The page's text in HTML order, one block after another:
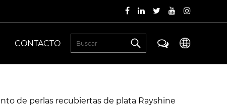
CONTACTO
de perlas recubiertas de plata Rayshine